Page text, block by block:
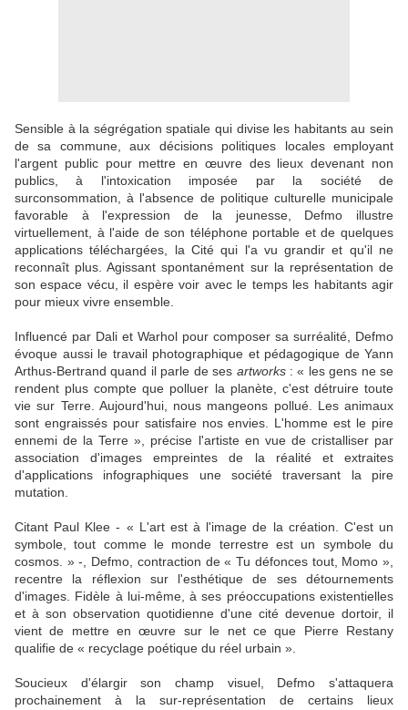
Sensible à la ségrégation spatiale qui divise les habitants au sein
de sa commune, aux décisions politiques locales employant
l'argent public pour mettre en œuvre des lieux devenant non
publics, à l'intoxication imposée par la société de
surconsommation, à l'absence de politique culturelle municipale
favorable à l'expression de la jeunesse, Defmo illustre
virtuellement, à l'aide de son téléphone portable et de quelques
applications téléchargées, la Cité qui l'a vu grandir et qu'il ne
reconnaît plus. Agissant spontanément sur la représentation de
son espace vécu, il espère voir avec le temps les habitants agir
pour mieux vivre ensemble.
Influencé par Dali et Warhol pour composer sa surréalité, Defmo
évoque aussi le travail photographique et pédagogique de Yann
Arthus-Bertrand quand il parle de ses artworks: « les gens ne se
rendent plus compte que polluer la planète, c'est détruire toute
vie sur Terre. Aujourd'hui, nous mangeons pollué. Les animaux
sont engraissés pour satisfaire nos envies. L'homme est le pire
ennemi de la Terre », précise l'artiste en vue de cristalliser par
association d'images empreintes de la réalité et extraites
d'applications infographiques une société traversant la pire
mutation.
Citant Paul Klee - « L'art est à l'image de la création. C'est un
symbole, tout comme le monde terrestre est un symbole du
cosmos. » -, Defmo, contraction de « Tu défonces tout, Momo »,
recentre la réflexion sur l'esthétique de ses détournements
d'images. Fidèle à lui-même, à ses préoccupations existentielles
et à son observation quotidienne d'une cité devenue dortoir, il
vient de mettre en œuvre sur le net ce que Pierre Restany
qualifie de « recyclage poétique du réel urbain ».
Soucieux d'élargir son champ visuel, Defmo s'attaquera
prochainement à la sur-représentation de certains lieux